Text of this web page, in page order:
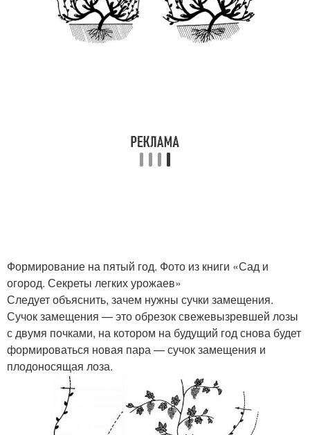
Формирование на пятый год. Фото из книги «Сад и
огород. Секреты легких урожаев»
Следует объяснить, зачем нужны сучки замещения.
Сучок замещения — это обрезок свежевызревшей лозы
с двумя почками, на котором на будущий год снова будет
формироваться новая пара — сучок замещения и
плодоносящая лоза.